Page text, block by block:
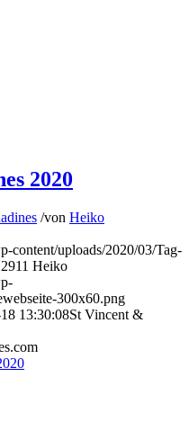
2020
/von Heiko
content/uploads/2020/03/Tag-
2911 Heiko
300x60.png
13:30:08St Vincent &